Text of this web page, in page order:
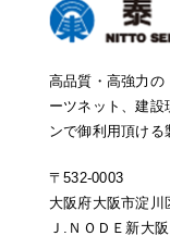
高品質・高強力の
ーツネット、建
ンで御利用頂ける
〒532-0003
大阪府大阪市淀川
Ｊ.ＮＯＤＥ新大